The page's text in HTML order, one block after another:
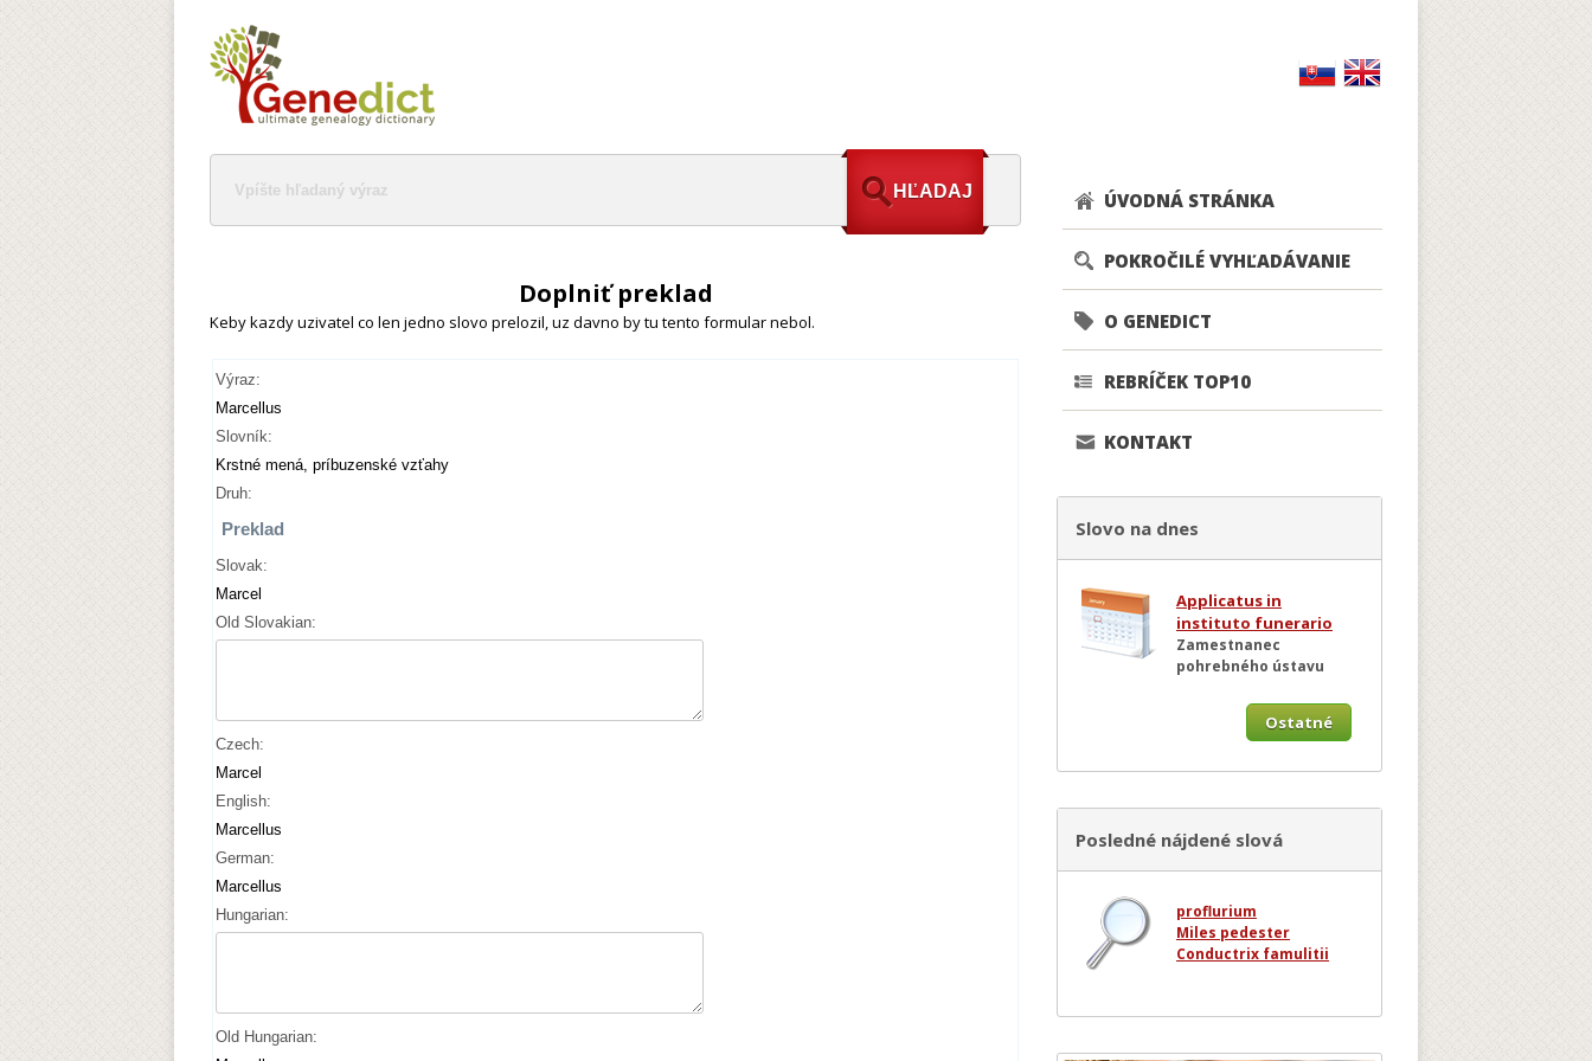
Doplniť preklad
Keby kazdy uzivatel co len jedno slovo prelozil, uz davno by tu tento formular nebol.
Výraz:
Marcellus
Slovník:
Krstné mená, príbuzenské vzťahy
Druh:
Preklad
Slovak:
Marcel
Old Slovakian:
Czech:
Marcel
English:
Marcellus
German:
Marcellus
Hungarian:
Old Hungarian:
ÚVODNÁ STRÁNKA
POKROČILÉ VYHĽADÁVANIE
O GENEDICT
REBRÍČEK TOP10
KONTAKT
Slovo na dnes
Applicatus in
instituto funerario
Zamestnanec
pohrebného ústavu
Ostatné
Posledné nájdené slová
proflurium
Miles pedester
Conductrix famulitii